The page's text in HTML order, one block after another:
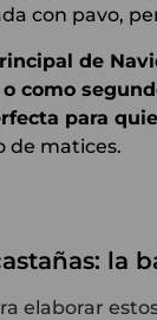
con pavo,
de
como
para
de matices.
la
elaborar